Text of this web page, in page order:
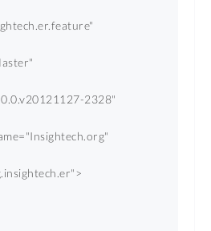
2328"
="Insightech.org"
>